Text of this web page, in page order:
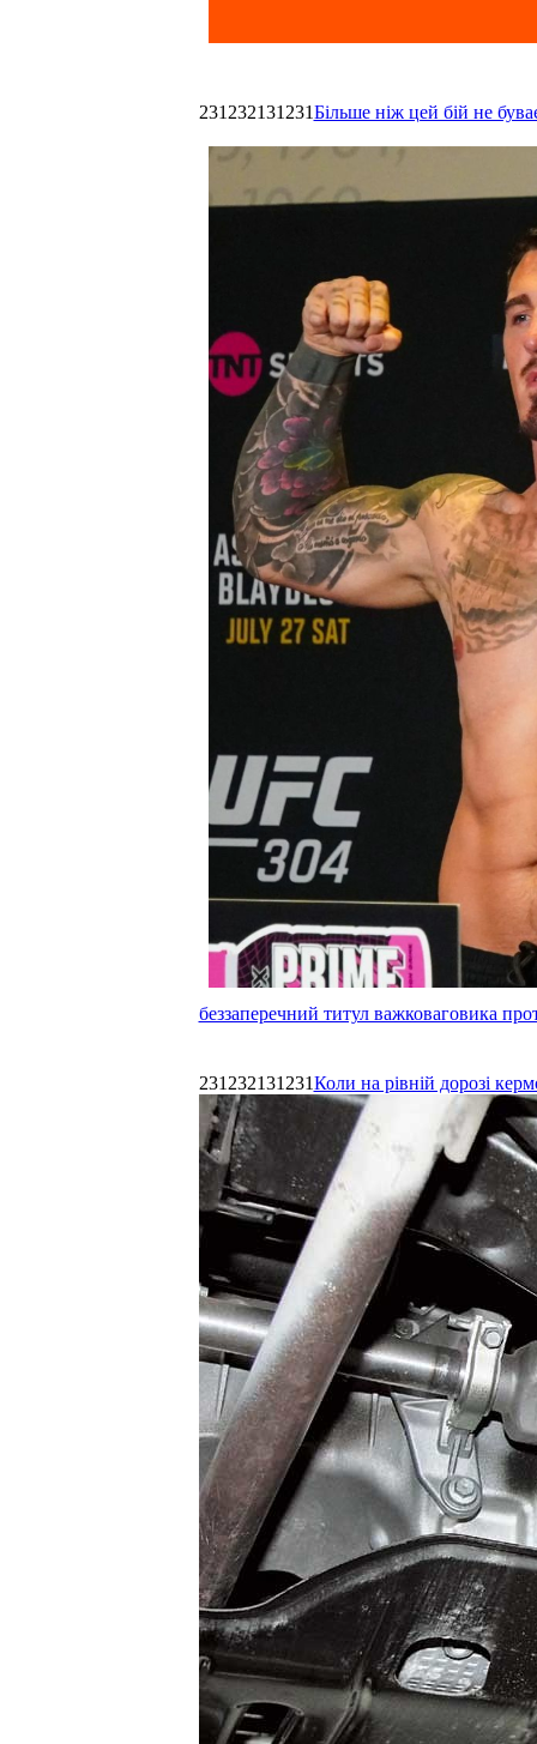
231232131231Більше ніж цей бій не
беззаперечний титул важковаговика
231232131231Коли на рівній дорозі